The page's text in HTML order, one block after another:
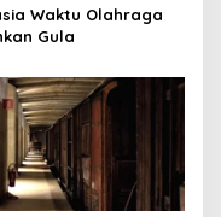
Waktu Olahraga
Gula